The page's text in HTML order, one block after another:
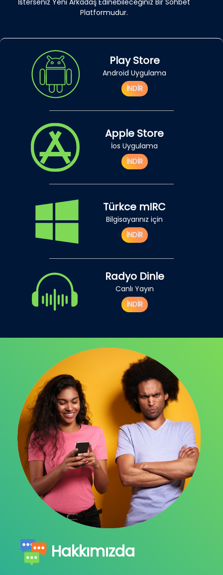
Platformudur.
Play Store
Android Uygulama
İNDİR
Apple Store
İos Uygulama
İNDİR
Türkce mIRC
Bilgisayarınız için
İNDİR
Radyo Dinle
Canlı Yayın
İNDİR
Hakkımızda